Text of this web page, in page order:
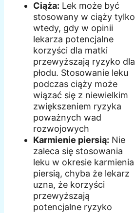
Ciąża: Lek może być
stosowany w ciąży tylko
wtedy, gdy w opinii
lekarza potencjalne
korzyści dla matki
przewyższają ryzyko dla
płodu. Stosowanie leku
podczas ciąży może
wiązać się z niewielkim
zwiększeniem ryzyka
poważnych wad
rozwojowych
Karmienie piersią: Nie
zaleca się stosowania
leku w okresie karmienia
piersią, chyba że lekarz
uzna, że korzyści
przewyższają
potencjalne ryzyko